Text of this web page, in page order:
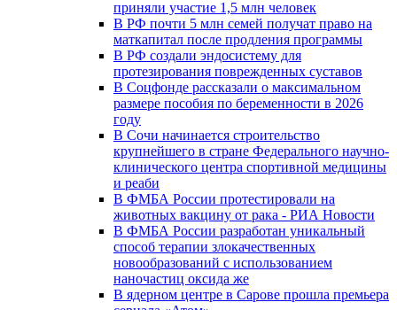
приняли участие 1,5 млн человек
В РФ почти 5 млн семей получат право на
маткапитал после продления программы
В РФ создали эндосистему для
протезирования поврежденных суставов
В Соцфонде рассказали о максимальном
размере пособия по беременности в 2026
году
В Сочи начинается строительство
крупнейшего в стране Федерального научно-
клинического центра спортивной медицины
и реаби
В ФМБА России протестировали на
животных вакцину от рака - РИА Новости
В ФМБА России разработан уникальный
способ терапии злокачественных
новообразований с использованием
наночастиц оксида же
В ядерном центре в Сарове прошла премьера